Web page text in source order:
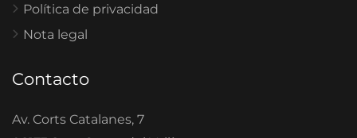
Política de privacidad
Nota legal
Contacto
Av. Corts Catalanes, 7